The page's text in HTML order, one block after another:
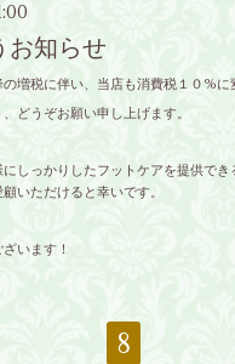
お知らせ
増税に伴い、当店も消費税１０%に
どうぞお願い申し上げます。
しっかりしたフットケアを提供で
いただけると幸いです。
います！
8